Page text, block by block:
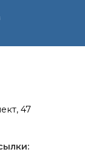
47